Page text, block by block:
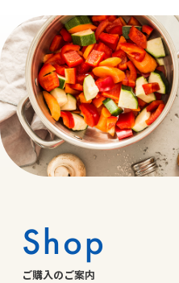
Shop
ご購入のご案内